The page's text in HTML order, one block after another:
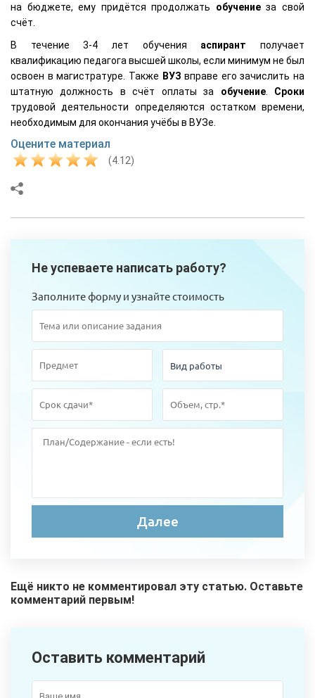
на бюджете, ему придётся продолжать обучениеза свой
счёт.
В течение 3-4 лет обучения аспирант получает
квалификацию педагога высшей школы, если минимум не был
освоен в магистратуре. Также ВУЗ вправе его зачислить на
штатную должность в счёт оплаты за обучение. Сроки
трудовой деятельности определяются остатком времени,
необходимым для окончания учёбы в ВУЗе.
Оцените материал
(4.12)
Не успеваете написать работу?
Заполните форму и узнайте стоимость
Ещё никто не комментировал эту статью. Оставьте
комментарий первым!
Оставить комментарий